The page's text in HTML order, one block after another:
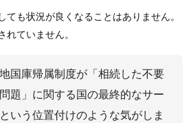
ても状況が良くなることはありません。
れていません。
国庫帰属制度が「相続した不要
題」に関する国の最終的なサー
いう位置付けのような気がしま